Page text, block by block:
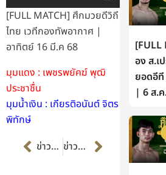
[FULL MATCH] ศึกมวยดีวิถี
ไทย เวทีกองทัพอากาศ |
อาทิตย์ 16 มี.ค 68
มุมแดง : เพชรพยัคฆ์ พุฒิ
ประชาชื่น
มุมน้ำเงิน : เกียรติอนันต์ จิตร
พิทักษ์
Prevข่าวก่อนหน้า ข่าวต่อไป Next
[FULL
อง ส.เ
ยอดอี
| 6 ส.